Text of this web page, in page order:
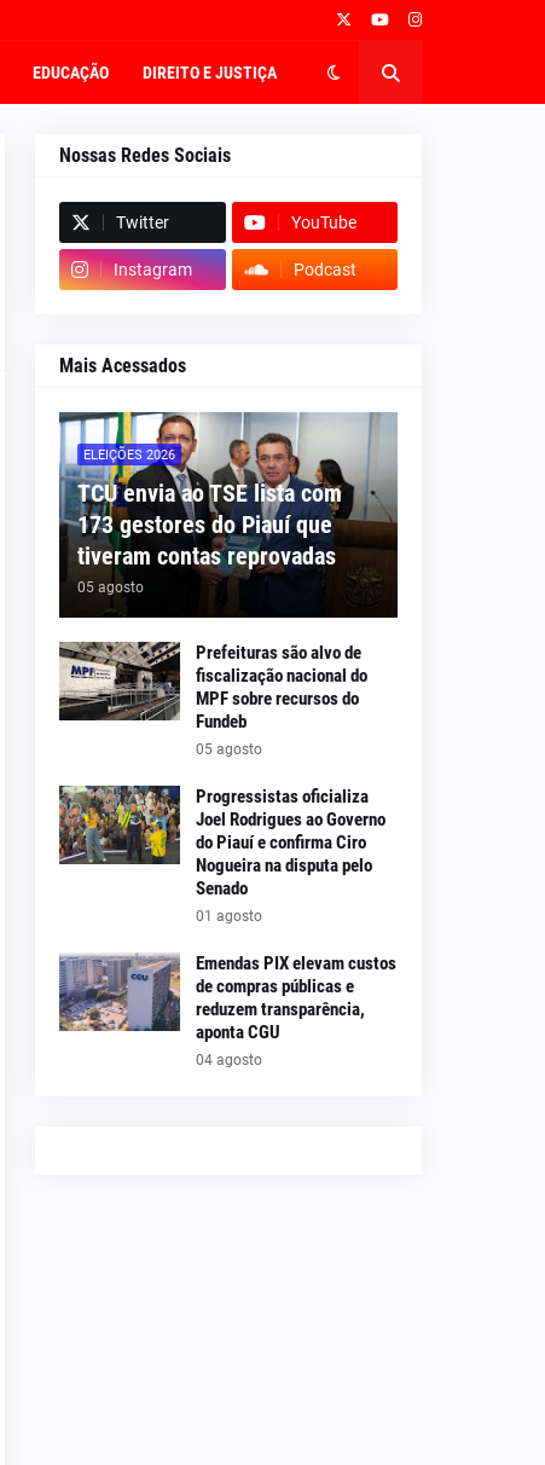
EDUCAÇÃO DIREITO E JUSTIÇA
Nossas Redes Sociais
Twitter YouTube
Instagram Podcast
Mais Acessados
ELEIÇÕES 2026
TCU envia ao TSE lista com
173 gestores do Piauí que
tiveram contas reprovadas
05 agosto
Prefeituras são alvo de
fiscalização nacional do
MPF sobre recursos do
Fundeb
05 agosto
Progressistas oficializa
Joel Rodrigues ao Governo
do Piauí e confirma Ciro
Nogueira na disputa pelo
Senado
01 agosto
Emendas PIX elevam custos
de compras públicas e
reduzem transparência,
aponta CGU
04 agosto